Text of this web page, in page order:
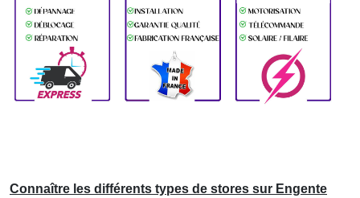
Connaître les différents types de stores sur Engente